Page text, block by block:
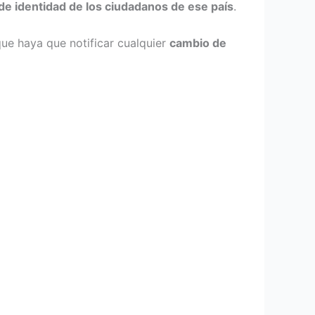
identidad de los ciudadanos de ese país.
haya que notificar cualquier cambio de